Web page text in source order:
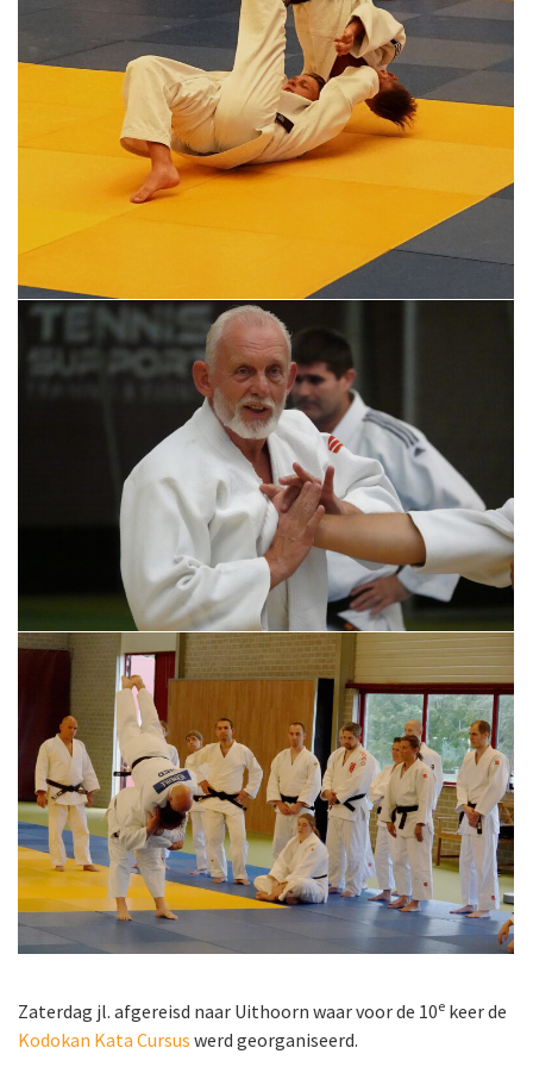
Zaterdag jl. afgereisd naar Uithoorn waar voor de 10e keer de
Kodokan Kata Cursus werd georganiseerd.